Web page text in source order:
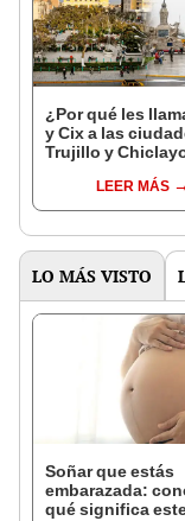
¿Por qué les
y Cix a las
Trujillo y
LEER MÁS
LO MÁS VISTO
Soñar que estás
embarazada:
qué significa